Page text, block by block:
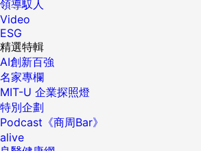
領導馭人
Video
ESG
精選特輯
AI創新百強
名家專欄
MIT-U 企業探照燈
特別企劃
Podcast《商周Bar》
alive